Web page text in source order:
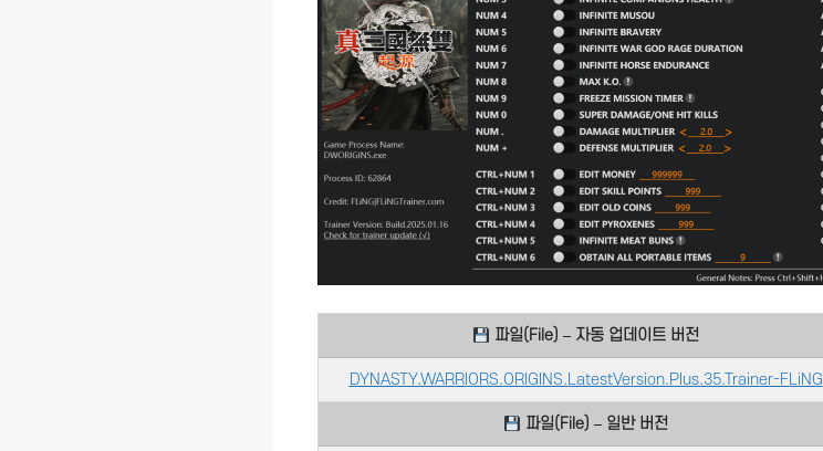
파일(File) – 자동 업데이트 버전
DYNASTY.WARRIORS.ORIGINS.LatestVersion.Plus.35.Trainer-FLiNG
파일(File) – 일반 버전